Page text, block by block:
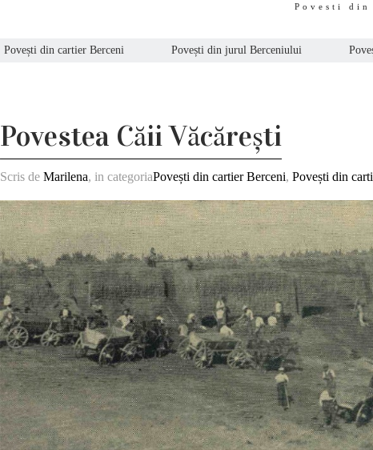
Povesti din
Povești din cartier Berceni Povești din jurul Berceniului
Povestea Căii Văcărești
Scris deMarilena, in categoriaPovești din cartier Berceni,Povești din